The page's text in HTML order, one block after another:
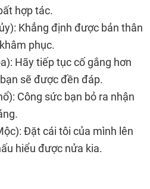
hợp tác.
Khẳng định được bản thân
phục.
Hãy tiếp tục cố gắng hơn
sẽ được đền đáp.
Công sức bạn bỏ ra nhận
Đặt cái tôi của mình lên
hiểu được nửa kia.